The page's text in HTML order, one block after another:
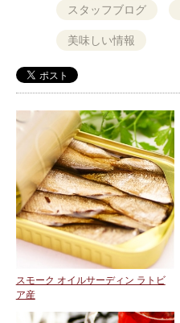
スタッフブログ
美味しい情報
スモーク オイルサーディン ラトビ
ア産